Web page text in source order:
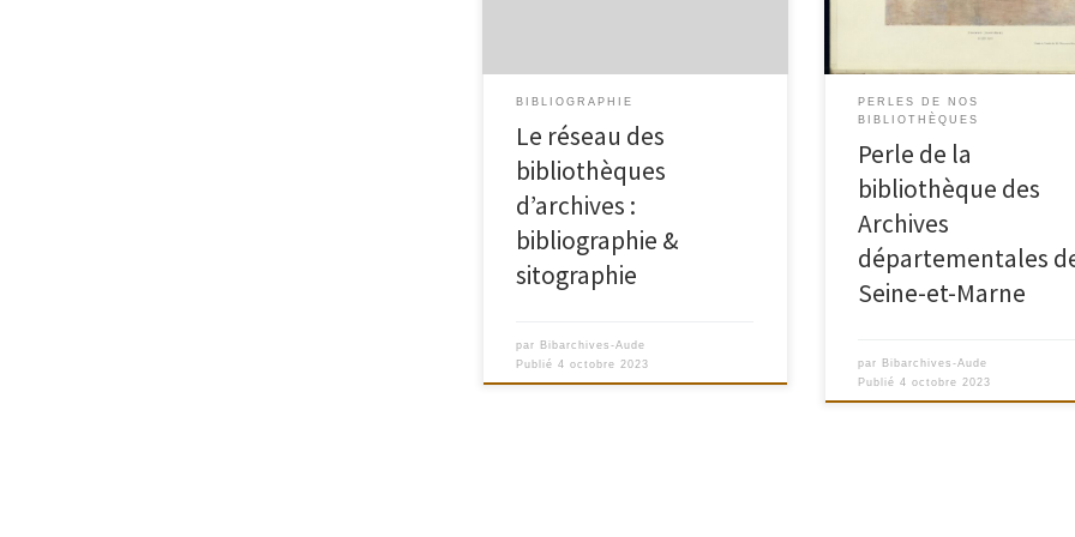
BIBLIOGRAPHIE
Le réseau des
bibliothèques
d’archives :
bibliographie &
sitographie
par Bibarchives-Aude
Publié4 octobre 2023
PERLES DE NOS
BIBLIOTHÈQUES
Perle de la
bibliothèque des
Archives
départementales
Seine-et-Marne
par Bibarchives-Aude
Publié4 octobre 2023